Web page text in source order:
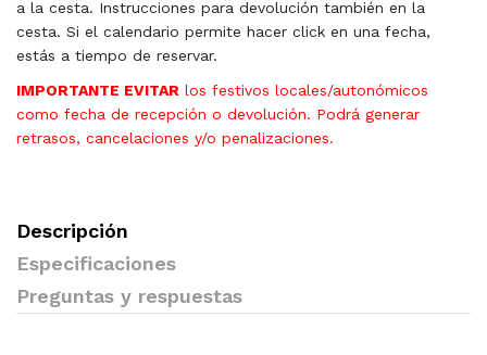
a la cesta. Instrucciones para devolución también en la
cesta. Si el calendario permite hacer click en una fecha,
estás a tiempo de reservar.
IMPORTANTE EVITAR los festivos locales/autonómicos
como fecha de recepción o devolución. Podrá generar
retrasos, cancelaciones y/o penalizaciones.
Descripción
Especificaciones
Preguntas y respuestas